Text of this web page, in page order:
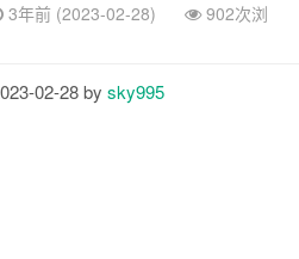
3年前 (2023-02-28)
902次浏
02-28 by sky995